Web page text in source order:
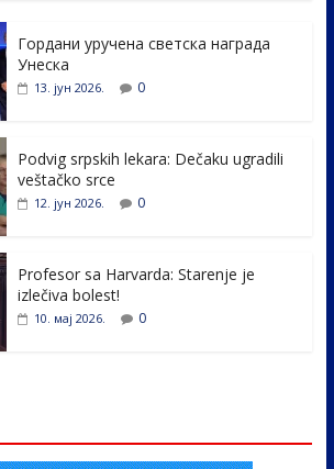
e
dI
e
Гордани уручена светска награда
Унеска
13. јун 2026. 0
Podvig srpskih lekara: Dečaku ugradili
veštačko srce
12. јун 2026. 0
Profesor sa Harvarda: Starenje je
izlečiva bolest!
10. мај 2026. 0